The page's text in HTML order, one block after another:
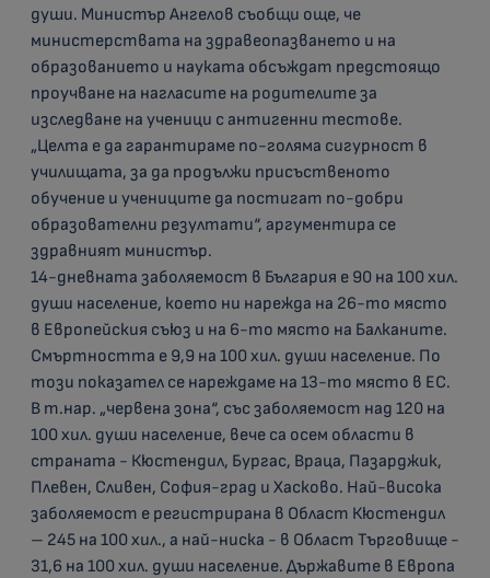
души. Министър Ангелов съобщи още, че
министерствата на здравеопазването и на
образованието и науката обсъждат предстоящо
проучване на нагласите на родителите за
изследване на ученици с антигенни тестове.
„Целта е да гарантираме по-голяма сигурност в
училищата, за да продължи присъственото
обучение и учениците да постигат по-добри
образователни резултати“, аргументира се
здравният министър.
14-дневната заболяемост в България е 90 на 100 хил.
души население, което ни нарежда на 26-то място
в Европейския съюз и на 6-то място на Балканите.
Смъртността е 9,9 на 100 хил. души население. По
този показател се нареждаме на 13-то място в ЕС.
В т.нар. „червена зона“, със заболяемост над 120 на
100 хил. души население, вече са осем области в
страната - Кюстендил, Бургас, Враца, Пазарджик,
Плевен, Сливен, София-град и Хасково. Най-висока
заболяемост е регистрирана в Област Кюстендил
– 245 на 100 хил., а най-ниска - в Област Търговище -
31,6 на 100 хил. души население. Държавите в Европа